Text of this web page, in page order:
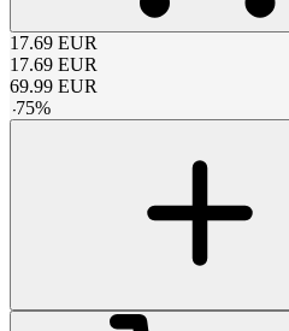
17.69 EUR
17.69 EUR
69.99 EUR
-75%